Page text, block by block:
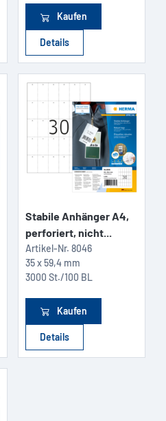
Kaufen
Details
Stabile Anhänger A4,
perforiert, nicht...
Artikel-Nr. 8046
35 x 59,4 mm
3000 St./100 BL
Kaufen
Details